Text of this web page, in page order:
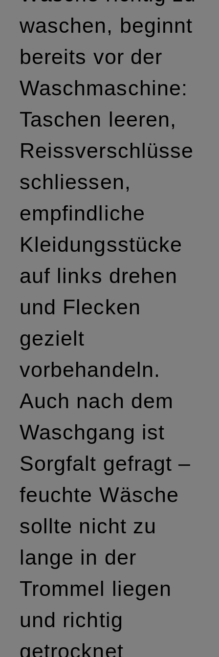
waschen, beginnt
bereits vor der
Waschmaschine:
Taschen leeren,
Reissverschlüsse
schliessen,
empfindliche
Kleidungsstücke
auf links drehen
und Flecken
gezielt
vorbehandeln.
Auch nach dem
Waschgang ist
Sorgfalt gefragt –
feuchte Wäsche
sollte nicht zu
lange in der
Trommel liegen
und richtig
getrocknet